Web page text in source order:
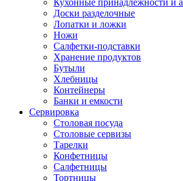
Кухонные принадлежности и
Доски разделочные
Лопатки и ложки
Ножи
Салфетки-подставки
Хранение продуктов
Бутыли
Хлебницы
Контейнеры
Банки и емкости
Сервировка
Столовая посуда
Столовые сервизы
Тарелки
Конфетницы
Салфетницы
Тортницы